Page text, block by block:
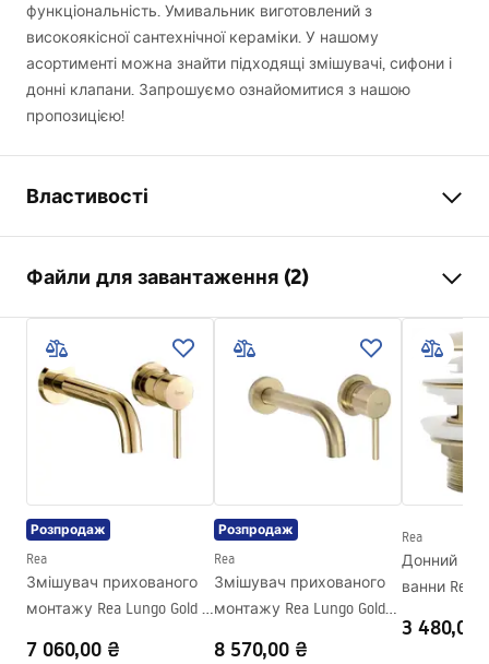
функціональність. Умивальник виготовлений з
високоякісної сантехнічної кераміки. У нашому
асортименті можна знайти підходящі змішувачі, сифони і
донні клапани. Запрошуємо ознайомитися з нашою
пропозицією!
Властивості
Матеріал
Санітарна кераміка
Колір
Імітація каменю
Оздоблення
Глянцевий
Довжина
610мм
Форма
Овальний
Отвір на змішувач
Переливний отвір
Ні
Файли для завантаження (2)
Інструкція з монтажу
Basin.pdf
Умови гарантії
Розпродаж
Rea
Змішувач прихованого
монтажу Rea Lungo Gold +
7 060,00 ₴
Розпродаж
Rea
Змішувач прихованого
монтажу Rea Lungo Gold
8 570,00 ₴
Rea
Донний
ванни Rea
3 480,00